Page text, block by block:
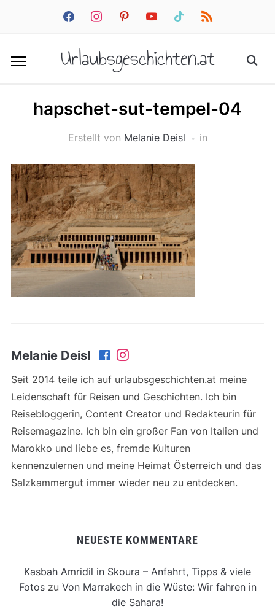
facebookinstagrampinterestyoutube tiktok rss
Urlaubsgeschichten.at
hapschet-sut-tempel-04
Erstellt von Melanie Deisl in
Melanie Deisl
Seit 2014 teile ich auf urlaubsgeschichten.at meine
Leidenschaft für Reisen und Geschichten. Ich bin
Reisebloggerin, Content Creator und Redakteurin für
Reisemagazine. Ich bin ein großer Fan von Italien und
Marokko und liebe es, fremde Kulturen
kennenzulernen und meine Heimat Österreich und das
Salzkammergut immer wieder neu zu entdecken.
NEUESTE KOMMENTARE
Kasbah Amridil in Skoura – Anfahrt, Tipps & viele
Fotoszu Von Marrakech in die Wüste: Wir fahren in
die Sahara!